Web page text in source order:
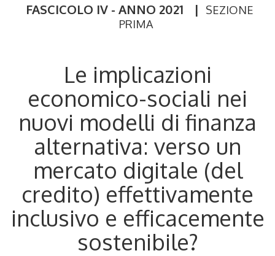
FASCICOLO IV - ANNO 2021 |
SEZIONE
PRIMA
Le implicazioni
economico-sociali nei
nuovi modelli di finanza
alternativa: verso un
mercato digitale (del
credito) effettivamente
inclusivo e efficacemente
sostenibile?